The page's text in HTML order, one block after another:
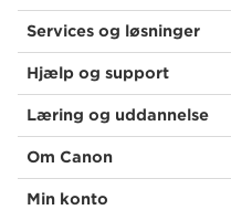
Services og løsninger
Hjælp og support
Læring og uddannelse
Om Canon
Min konto